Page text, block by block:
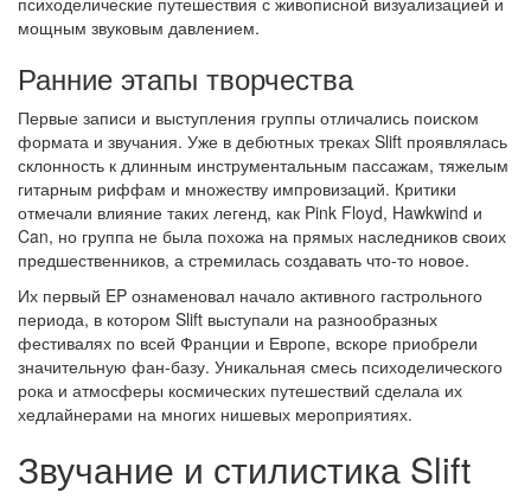
мощным звуковым давлением.
Ранние этапы творчества
Первые записи и выступления группы отличались поиском
формата и звучания. Уже в дебютных треках Slift проявлялась
склонность к длинным инструментальным пассажам, тяжелым
гитарным риффам и множеству импровизаций. Критики
отмечали влияние таких легенд, как Pink Floyd, Hawkwind и
Can, но группа не была похожа на прямых наследников своих
предшественников, а стремилась создавать что-то новое.
Их первый EP ознаменовал начало активного гастрольного
периода, в котором Slift выступали на разнообразных
фестивалях по всей Франции и Европе, вскоре приобрели
значительную фан-базу. Уникальная смесь психоделического
рока и атмосферы космических путешествий сделала их
хедлайнерами на многих нишевых мероприятиях.
Звучание и стилистика Slift